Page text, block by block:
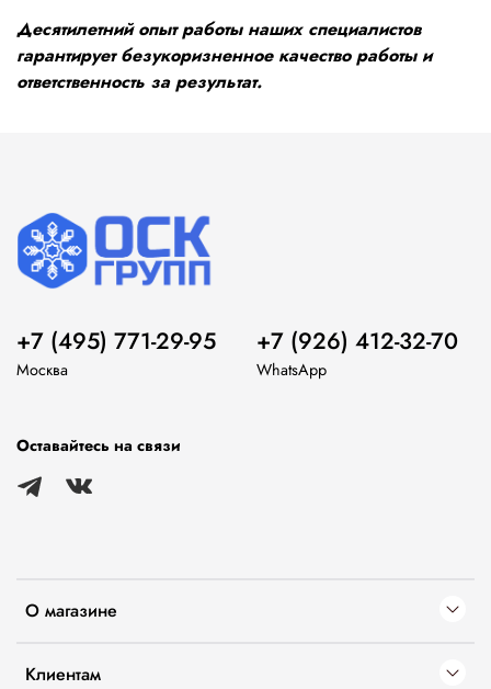
Десятилетний опыт работы наших специалистов
гарантирует безукоризненное качество работы и
ответственность за результат.
О магазине
Клиентам
+7 (495) 771-29-95
Москва
+7 (926) 412-32-70
WhatsApp
Оставайтесь на связи